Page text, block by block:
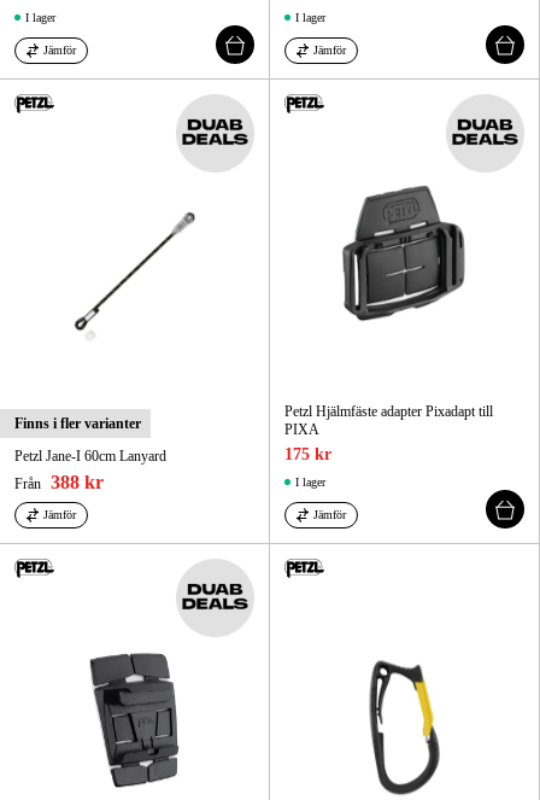
I lager
Jämför
I lager
Jämför
Finns i fler varianter
Petzl Jane-I 60cm Lanyard
Från 388 kr
Jämför
Petzl Hjälmfäste adapter Pixadapt till
PIXA
175 kr
I lager
Jämför